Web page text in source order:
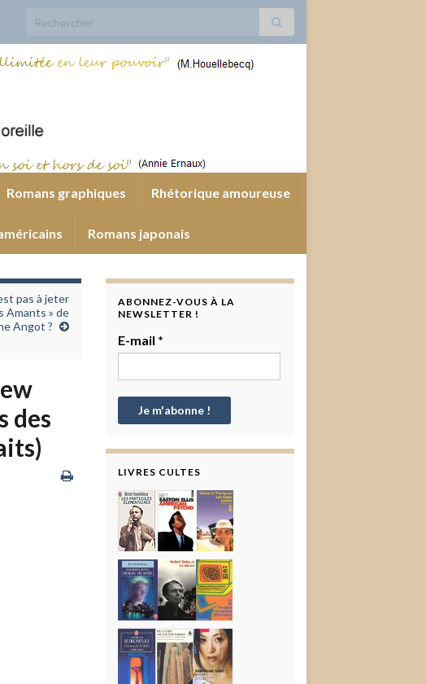
Search for:
Romans graphiques Rhétorique amoureuse
Romans japonais
pas à jeter
Amants » de
Angot ?
des
ABONNEZ-VOUS À LA
NEWSLETTER !
E-mail *
LIVRES CULTES